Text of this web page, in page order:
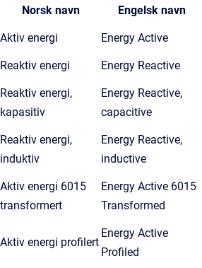
Norsk navn Engelsk navn
Aktiv energi Energy Active
Reaktiv energi Energy Reactive
Reaktiv energi,
kapasitiv
Energy Reactive,
capacitive
Reaktiv energi,
induktiv
Energy Reactive,
inductive
Aktiv energi 6015
transformert
Energy Active 6015
Transformed
Aktiv energi profilert
Energy Active
Profiled